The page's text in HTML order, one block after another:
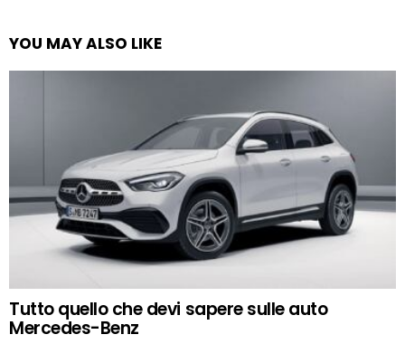
YOU MAY ALSO LIKE
Tutto quello che devi sapere sulle auto
Mercedes-Benz